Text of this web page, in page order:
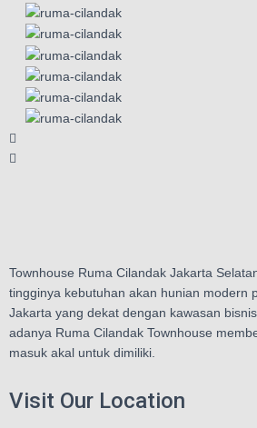
Townhouse Ruma Cilandak Jakarta
tingginya kebutuhan akan hunian modern
Jakarta yang dekat dengan kawasan
adanya Ruma Cilandak Townhouse
masuk akal untuk dimiliki.
Visit Our Location